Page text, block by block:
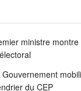
ministre montre
du CEP